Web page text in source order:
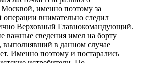
Москвой, именно поэтому за
операции внимательно следил
Верховный Главнокомандующий.
важные сведения имел на борту
в данном случае
Именно поэтому и постарались